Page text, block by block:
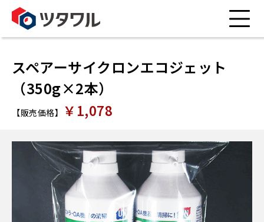
スペアーサイクロンエコジェット
（350g×2本）
【販売価格】 ￥1,078